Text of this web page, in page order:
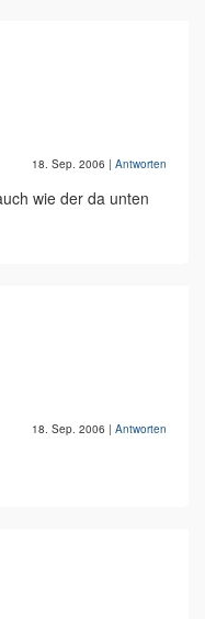
18. Sep. 2006 | Antworten
wie der da unten
18. Sep. 2006 | Antworten